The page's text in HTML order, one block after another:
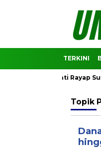
TERKINI
Jasa Anti Rayap
Topik